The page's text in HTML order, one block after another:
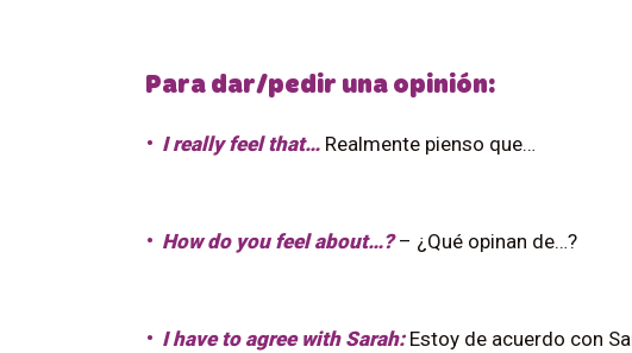
Para dar/pedir una opinión:
I really feel that…Realmente pienso que…
How do you feel about…?– ¿Qué opinan de…?
I have to agree with Sarah:Estoy de acuerdo con